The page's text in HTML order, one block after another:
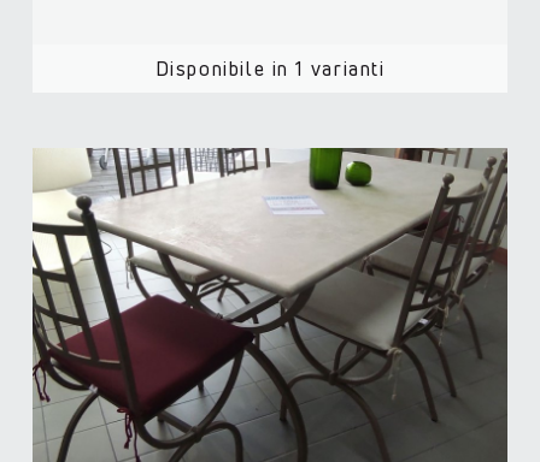
Disponibile in 1 varianti